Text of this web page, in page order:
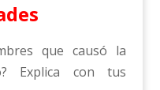
que causó la
Explica con tus